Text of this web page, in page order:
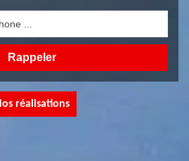
réalisations